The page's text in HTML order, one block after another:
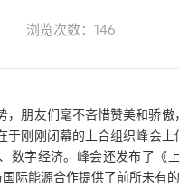
浏览次数：146
朋友们毫不吝惜赞美和骄
于刚刚闭幕的上合组织峰会
字经济。峰会还发布了《
际能源合作提供了前所未有的